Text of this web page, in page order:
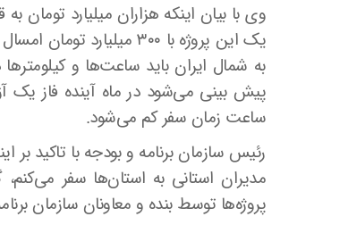
وی با بیان اینکه هزاران میلیارد تومان
یک این پروژه با ۳۰۰
به شمال ایران باید ساعت‌ها و
ساعت زمان سفر کم می‌شود.
رئیس سازمان برنامه و بودجه با تاکید
مدیران استانی به استان‌ها سفر
پروژه‌ها توسط بنده و معاونان سازمان